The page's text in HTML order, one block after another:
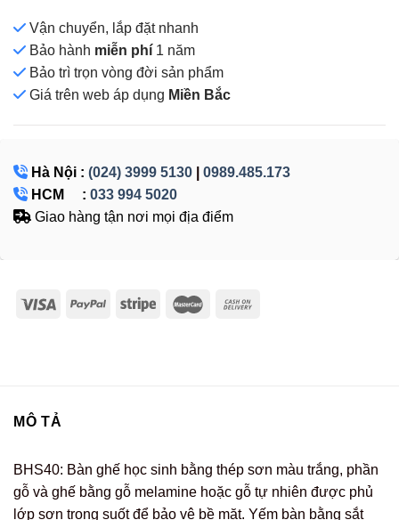
Vận chuyển, lắp đặt nhanh
Bảo hành miễn phí 1 năm
Bảo trì trọn vòng đời sản phẩm
Giá trên web áp dụng Miền Bắc
Hà Nội : (024) 3999 5130
0989.485.173
HCM : 033 994 5020
Giao hàng tận nơi mọi địa điểm
MÔ TẢ
BHS40: Bàn ghế học sinh bằng thép sơn màu trắng, phần
gỗ và ghế bằng gỗ melamine hoặc gỗ tự nhiên được phủ
lớp sơn trong suốt để bảo vệ bề mặt. Yếm bàn bằng sắt